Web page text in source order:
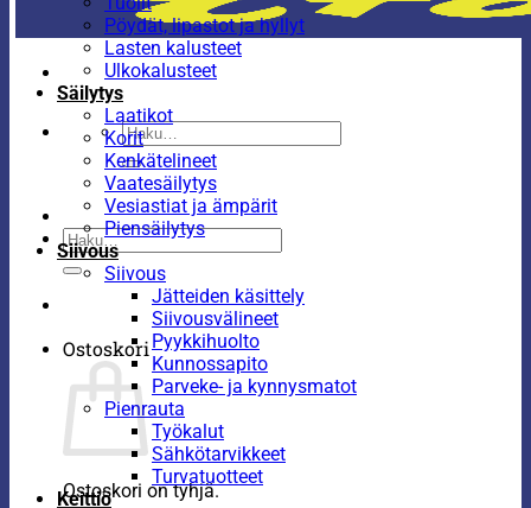
Etsi:
Etsi:
Ostoskori
Ostoskori on tyhjä.
Pöydät, lipastot ja hyllyt
Lasten kalusteet
Ulkokalusteet
Säilytys
Laatikot
Korit
Kenkätelineet
Vaatesäilytys
Vesiastiat ja ämpärit
Piensäilytys
Siivous
Siivous
Jätteiden käsittely
Siivousvälineet
Pyykkihuolto
Kunnossapito
Parveke- ja kynnysmatot
Pienrauta
Työkalut
Sähkötarvikkeet
Turvatuotteet
Keittiö